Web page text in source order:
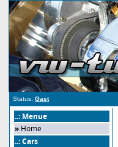
Status: Gast
..: Menue
» Home
..: Cars